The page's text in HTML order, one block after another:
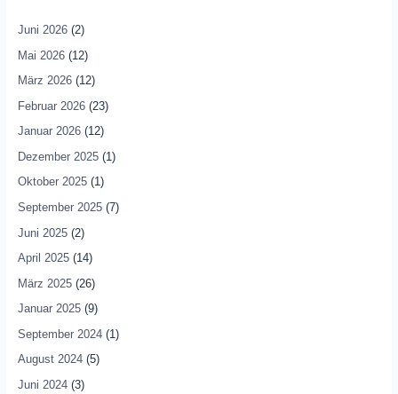
Juni 2026(2)
Mai 2026(12)
März 2026(12)
Februar 2026(23)
Januar 2026(12)
Dezember 2025(1)
Oktober 2025(1)
September 2025(7)
Juni 2025(2)
April 2025(14)
März 2025(26)
Januar 2025(9)
September 2024(1)
August 2024(5)
Juni 2024(3)